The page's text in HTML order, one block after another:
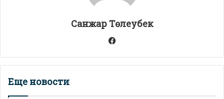
т
ь
Санжар Төлеубек
Facebook
Еще новости